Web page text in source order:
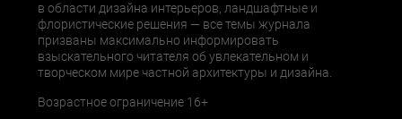
в области дизайна интерьеров, ландшафтные и
флористические решения — все темы журнала
призваны максимально информировать
взыскательного читателя об увлекательном и
творческом мире частной архитектуры и дизайна.
Возрастное ограничение 16+